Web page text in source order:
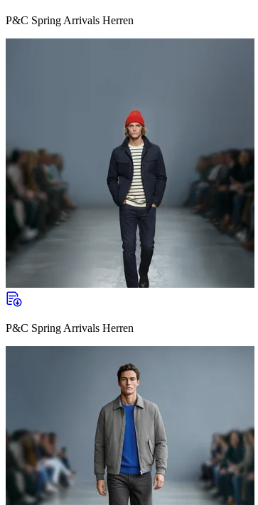
P&C Spring Arrivals Herren
P&C Spring Arrivals Herren